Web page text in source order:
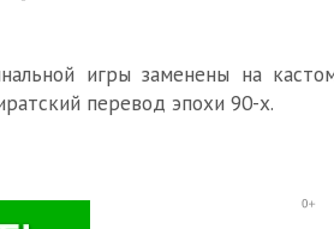
игры заменены на
перевод эпохи 90-х.